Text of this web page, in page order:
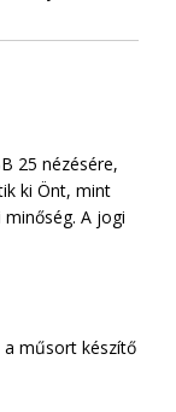
25 nézésére,
ki Önt, mint
A jogi
műsort készítő